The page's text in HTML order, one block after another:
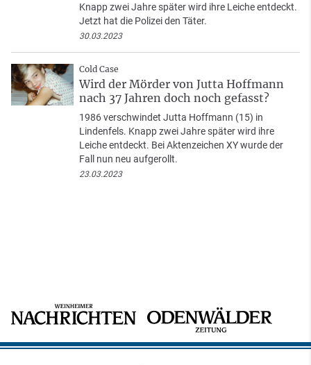
Knapp zwei Jahre später wird ihre Leiche entdeckt.
Jetzt hat die Polizei den Täter.
30.03.2023
Cold Case
Wird der Mörder von Jutta Hoffmann
nach 37 Jahren doch noch gefasst?
1986 verschwindet Jutta Hoffmann (15) in
Lindenfels. Knapp zwei Jahre später wird ihre
Leiche entdeckt. Bei Aktenzeichen XY wurde der
Fall nun neu aufgerollt.
23.03.2023